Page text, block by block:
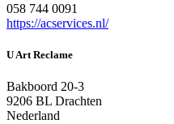
058 744 0091
https://acservices.nl/
U Art Reclame
Bakboord 20-3
9206 BL Drachten
Nederland